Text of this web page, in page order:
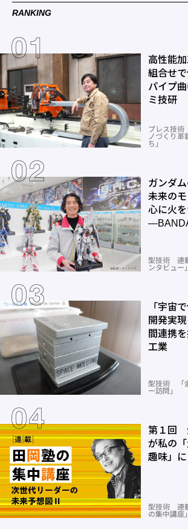
RANKING
高性能
組合せ
パイプ
ミ技研
プレス技
ノづくり革
ち」
ガンダ
未来の
心に火
型技術 連
ンタビュー」
「宇宙
開発実
間連携
工業
型技術 「
ー訪問」
第１回
が私の
趣味」に
型技術 連
の集中講座」